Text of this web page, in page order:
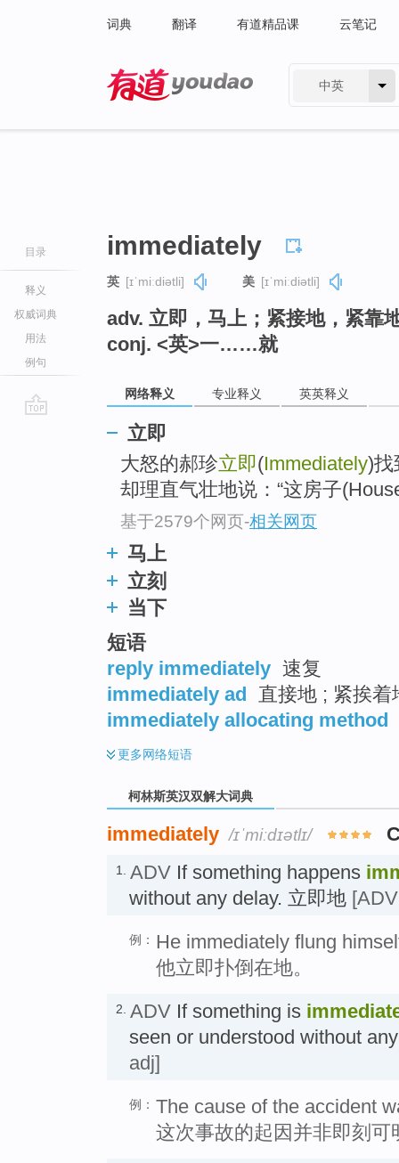
词典 翻译 有道精品课 云笔记
中英
目录
释义
权威词典
用法
例句
immediately
英 [ɪˈmiːdiətli] 美 [ɪˈmiːdiətli]
adv. 立即，马上；紧接地，紧靠
conj. <英>一……就
网络释义 专业释义 英英释义
立即
大怒的郝珍立即(Immediately)找
却理直气壮地说：“这房子
基于2579个网页-相关网页
马上
立刻
当下
短语
reply immediately 速复
immediately ad 直接地 ; 紧挨着
immediately allocating method
更多网络短语
柯林斯英汉双解大词典
immediately /ɪˈmiːdɪətlɪ/
1. ADV If something happens
without any delay. 立即地
例： He immediately flung
他立即扑倒在地。
2. ADV If something is
seen or understood without
adj]
例： The cause of the accident
这次事故的起因并非即刻可